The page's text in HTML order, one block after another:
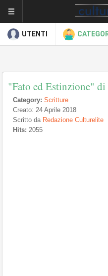
UTENTI
"Fato ed Estinzione"
Category: Scritture
Creato: 24 Aprile 2018
Scritto da Redazione Culturelite
Hits: 2055